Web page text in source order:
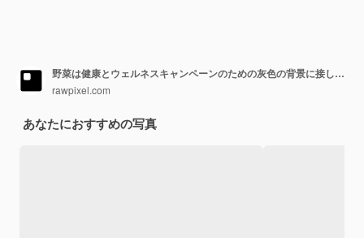
野菜は健康とウェルネスキャンペーンのための灰色の背景に接しています
rawpixel.com
あなたにおすすめの写真